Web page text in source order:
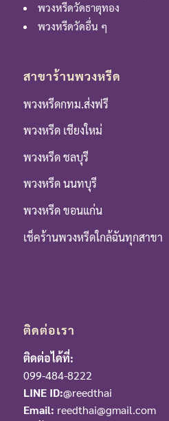
พวงหรีดวัดธาตุทอง
พวงหรีดวัดอื่น ๆ
สาขาร้านพวงหรีด
พวงหรีดกทม.ส่งฟรี
พวงหรีด เชียงใหม่
พวงหรีด ชลบุรี
พวงหรีด นนทบุรี
พวงหรีด ขอนแก่น
เช็คร้านพวงหรีดใกล้ฉันทุกสาขา
ติดต่อเรา
ติดต่อได้ที่:
099-484-8222
LINE ID:@reedthai
Email: reedthai@gmail.com